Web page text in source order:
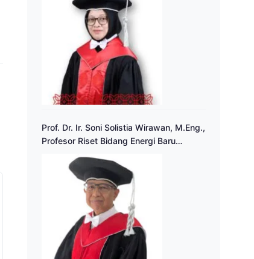
Prof. Dr. Ir. Soni Solistia Wirawan, M.Eng.,
Profesor Riset Bidang Energi Baru